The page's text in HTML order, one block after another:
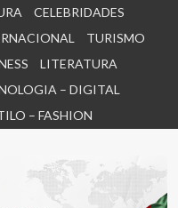
CELEBRIDADES
TURISMO
LITERATURA
– DIGITAL
– FASHION